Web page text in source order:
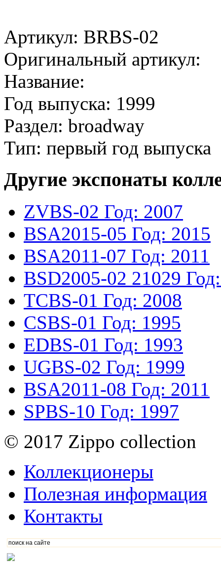
Артикул: BRBS-02
Оригинальный артикул:
Название:
Год выпуска: 1999
Раздел: broadway
Тип: первый год выпуска
Другие экспонаты
ZVBS-02 Год: 2007
BSA2015-05 Год: 2015
BSA2011-07 Год: 2011
BSD2005-02 21029
TCBS-01 Год: 2008
CSBS-01 Год: 1995
EDBS-01 Год: 1993
UGBS-02 Год: 1999
BSA2011-08 Год: 2011
SPBS-10 Год: 1997
© 2017 Zippo collection
Коллекционеры
Полезная информация
Контакты